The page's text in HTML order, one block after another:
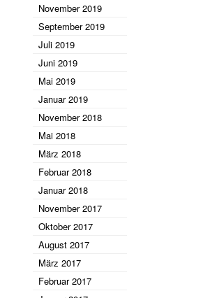
November 2019
September 2019
Juli 2019
Juni 2019
Mai 2019
Januar 2019
November 2018
Mai 2018
März 2018
Februar 2018
Januar 2018
November 2017
Oktober 2017
August 2017
März 2017
Februar 2017